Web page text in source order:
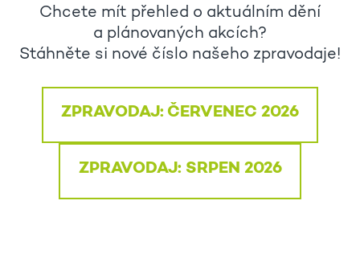
Chcete mít přehled o aktuálním dění
a plánovaných akcích?
Stáhněte si nové číslo našeho zpravodaje!
ZPRAVODAJ: ČERVENEC 2026
ZPRAVODAJ: SRPEN 2026